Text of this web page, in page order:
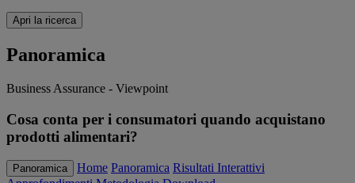
Apri la ricerca
Panoramica
Business Assurance - Viewpoint
Cosa conta per i consumatori quando acquistano
prodotti alimentari?
Panoramica Home Panoramica Risultati Interattivi